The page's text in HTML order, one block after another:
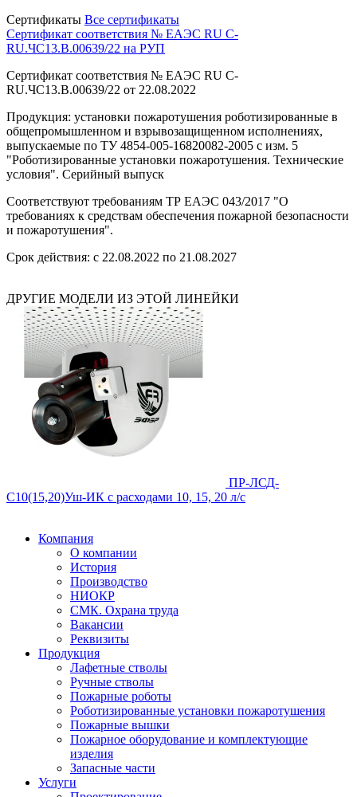
Сертификаты Все сертификаты
Сертификат соответствия № ЕАЭС RU C-
RU.ЧС13.B.00639/22 на РУП
Сертификат соответствия № ЕАЭС RU C-
RU.ЧС13.B.00639/22 от 22.08.2022
Продукция: установки пожаротушения роботизированные в
общепромышленном и взрывозащищенном исполнениях,
выпускаемые по ТУ 4854-005-16820082-2005 с изм. 5
"Роботизированные установки пожаротушения. Технические
условия". Серийный выпуск
Соответствуют требованиям ТР ЕАЭС 043/2017 "О
требованиях к средствам обеспечения пожарной безопасности
и пожаротушения".
Срок действия: с 22.08.2022 по 21.08.2027
ДРУГИЕ МОДЕЛИ ИЗ ЭТОЙ ЛИНЕЙКИ
ПР-ЛСД-
С10(15,20)Уш-ИК с расходами 10, 15, 20 л/с
Компания
О компании
История
Производство
НИОКР
СМК. Охрана труда
Вакансии
Реквизиты
Продукция
Лафетные стволы
Ручные стволы
Пожарные роботы
Роботизированные установки пожаротушения
Пожарные вышки
Пожарное оборудование и комплектующие
изделия
Запасные части
Услуги